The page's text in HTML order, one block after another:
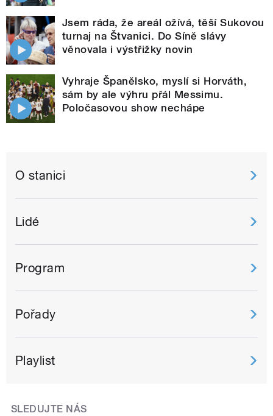
Jsem ráda, že areál ožívá, těší Sukovou
turnaj na Štvanici. Do Síně slávy
věnovala i výstřižky novin
Vyhraje Španělsko, myslí si Horváth,
sám by ale výhru přál Messimu.
Poločasovou show nechápe
O stanici
Lidé
Program
Pořady
Playlist
SLEDUJTE NÁS